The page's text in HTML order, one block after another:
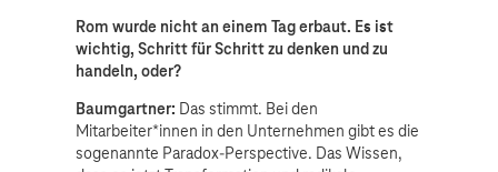
Rom wurde nicht an einem Tag erbaut. Es ist
wichtig, Schritt für Schritt zu denken und zu
handeln, oder?
Baumgartner: Das stimmt. Bei den
Mitarbeiter*innen in den Unternehmen gibt es die
sogenannte Paradox-Perspective. Das Wissen,